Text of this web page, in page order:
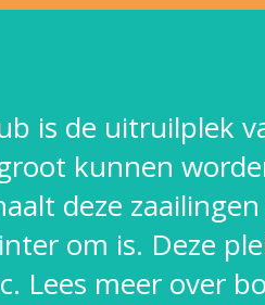
is de uitruilplek
kunnen
deze
om is. Deze
Lees meer over